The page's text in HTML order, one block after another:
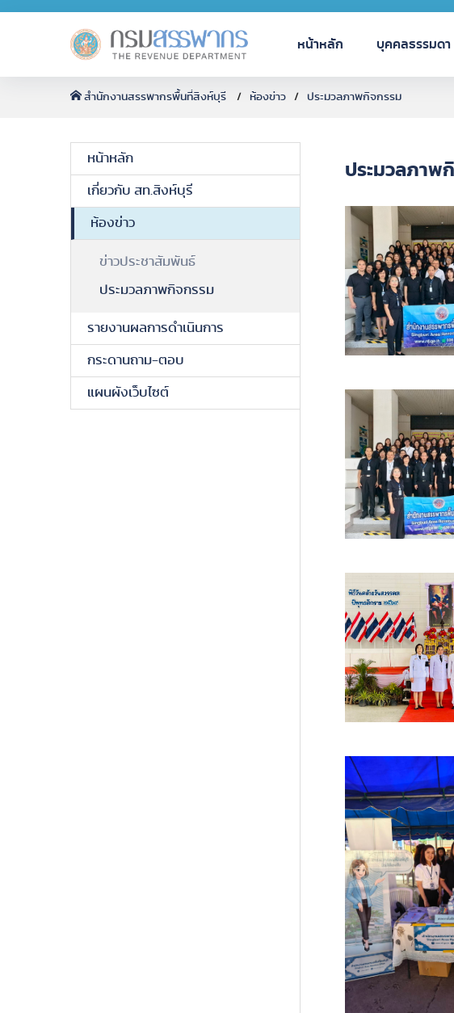
หน้าหลัก บุคคลธรรมดา
สำนักงานสรรพากรพื้นที่สิงห์บุรี ห้องข่าว ประมวลภาพกิจกรรม
หน้าหลัก
เกี่ยวกับ สท.สิงห์บุรี
ห้องข่าว
ข่าวประชาสัมพันธ์
ประมวลภาพกิจกรรม
รายงานผลการดำเนินการ
กระดานถาม-ตอบ
แผนผังเว็บไซต์
ประมวลภาพ